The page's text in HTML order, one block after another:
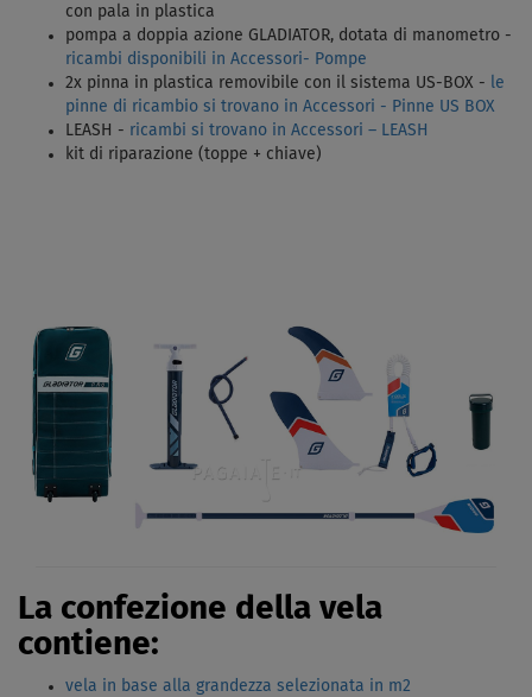
con pala in plastica
pompa a doppia azione GLADIATOR, dotata di manometro -
ricambi disponibili in Accessori- Pompe
2x pinna in plastica removibile con il sistema US-BOX - le
pinne di ricambio si trovano in Accessori - Pinne US BOX
LEASH - ricambi si trovano in Accessori – LEASH
kit di riparazione (toppe + chiave)
La confezione della vela
contiene:
vela in base alla grandezza selezionata in m2